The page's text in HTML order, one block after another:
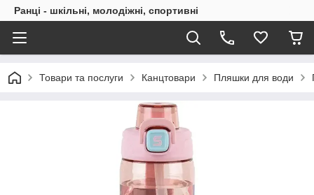
Ранці - шкільні, молодіжні, спортивні
Товари та послуги Канцтовари Пляшки для води